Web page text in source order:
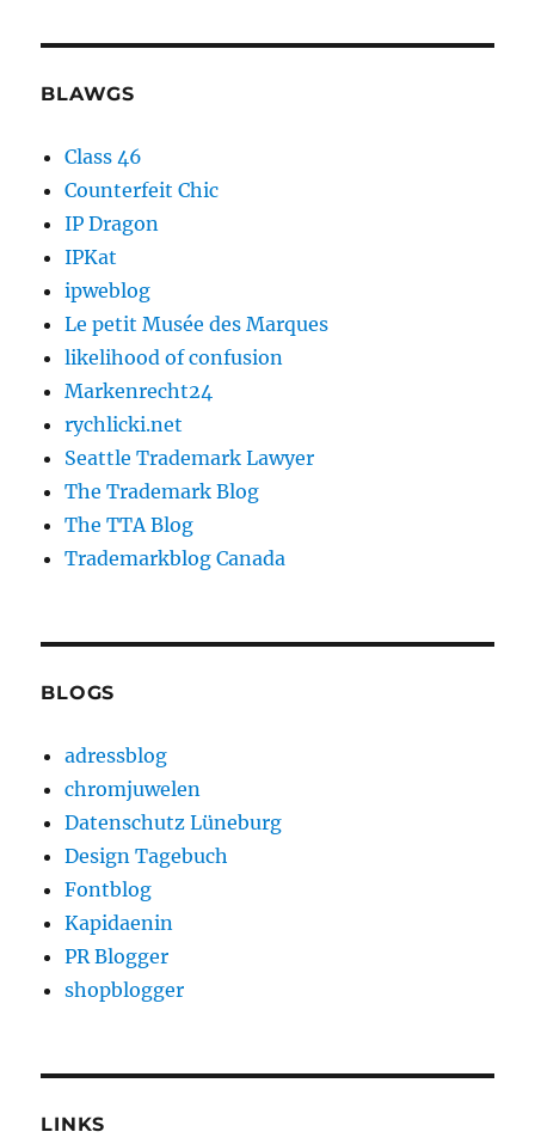
BLAWGS
Class 46
Counterfeit Chic
IP Dragon
IPKat
ipweblog
Le petit Musée des Marques
likelihood of confusion
Markenrecht24
rychlicki.net
Seattle Trademark Lawyer
The Trademark Blog
The TTA Blog
Trademarkblog Canada
BLOGS
adressblog
chromjuwelen
Datenschutz Lüneburg
Design Tagebuch
Fontblog
Kapidaenin
PR Blogger
shopblogger
LINKS